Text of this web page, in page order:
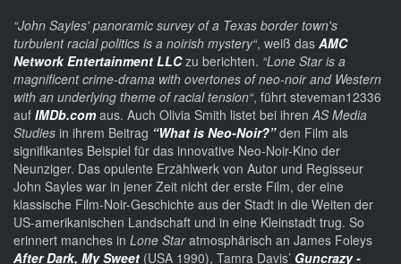
“John Sayles' panoramic survey of a Texas border town's
turbulent racial politics is a noirish mystery“, weiß das AMC
Network Entertainment LLCzu berichten. “Lone Star is a
magnificent crime-drama with overtones of neo-noir and Western
with an underlying theme of racial tension“, führt steveman12336
auf IMDb.comaus. Auch Olivia Smith listet bei ihrenAS Media
Studies in ihrem Beitrag “What is Neo-Noir?” den Film als
signifikantes Beispiel für das innovative Neo-Noir-Kino der
Neunziger. Das opulente Erzählwerk von Autor und Regisseur
John Sayles war in jener Zeit nicht der erste Film, der eine
klassische Film-Noir-Geschichte aus der Stadt in die Weiten der
US-amerikanischen Landschaft und in eine Kleinstadt trug. So
erinnert manches in Lone Staratmosphärisch an James Foleys
After Dark, My Sweet (USA 1990), Tamra Davis’ Guncrazy -